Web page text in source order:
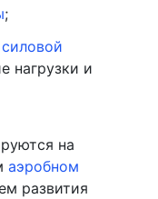
;
силовой
нагрузки и
на
аэробном
развития